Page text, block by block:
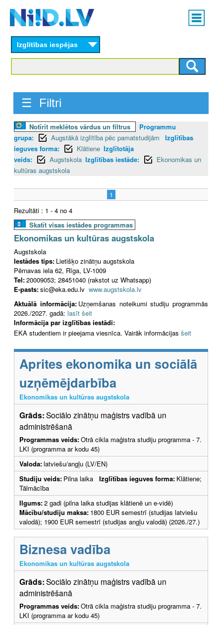
content
Main
menu
Izglītības iespējas
☰ Filtri
Notīrīt meklētos vārdus un filtrus
Programmu
grupa:
Augstākā izglītība pēc pamatstudijām
Izglītības
ieguves forma:
Klātiene Izglītotāja
veids:
Augstskola Izglītības iestāde:
Ekonomikas un
kultūras augstskola
1
Rezultāti : 1 - 4 no 4
Skatīt visas iestādes programmas
Ekonomikas un kultūras augstskola
Augstskola
Iestādes tips: Lietišķo zinātņu augstskola
Pērnavas iela 62, Rīga, LV-1009
Tel:20009053; 28451040 (rakstot uz Whatsapp)
E-pasts:sic@eka.edu.lv www.augstskola.lv
Aktuālā informācija: Uzņemšanas noteikumi studiju programmās
2026./2027. gadā: lasīt šeit
Informācija par izglītības iestādi:
EKA studentiem ir pieejama viesnīca. Vairāk informācijas šeit
Aprites ekonomika un sociālā
uzņēmējdarbība
Ekonomikas un kultūras augstskola
Grāds:Sociālo zinātņu maģistrs vadībā un
administrēšanā
Programmas veids:Otrā cikla maģistra studiju programma - 7.
LKI (programma ar kodu 45)
Valoda:latviešu/angļu (LV/EN)
Studiju veids: Pilna laika Izglītības ieguves forma: Klātiene;
Tālmācība
Ilgums:2 gadi (pilna laika studijas klātienē un e-vidē)
Mācību/studiju maksa: 1800 EUR semestrī (studijas latviešu
valodā); 1900 EUR semestrī (studijas angļu valodā) (2026./27.)
Biznesa vadība
Ekonomikas un kultūras augstskola
Grāds:Sociālo zinātņu maģistrs vadībā un
administrēšanā
Programmas veids:Otrā cikla maģistra studiju programma - 7.
LKI (programma ar kodu 45)